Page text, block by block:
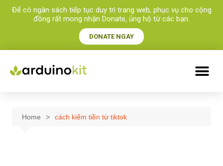
Để có ngân sách tiếp tục duy trì trang web, phục vụ cho cộng
đồng rất mong nhận Donate, ủng hộ từ các bạn.​
DONATE NGAY
Home cách kiếm tiền từ tiktok